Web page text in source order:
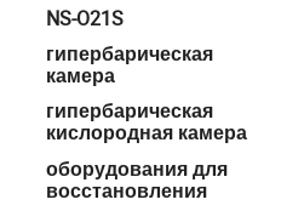
NS-O21S
гипербарическая
камера
гипербарическая
кислородная камера
оборудования для
восстановления